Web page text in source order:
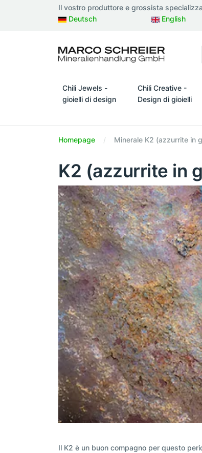
Il vostro produttore e grossista
Deutsch
English
Chili Jewels -
gioielli di design
Chili Creative -
Design di gioielli
Homepage Minerale K2 (azzurrite in
K2 (azzurrite in
Il K2 è un buon compagno per questo